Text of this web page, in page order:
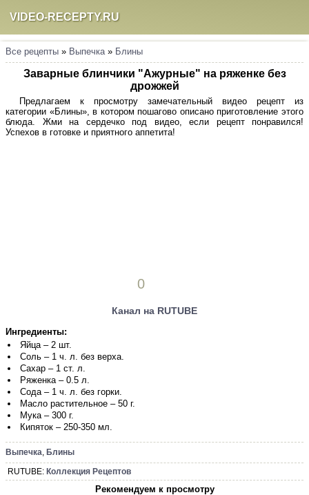
VIDEO-RECEPTY.RU
Все рецепты » Выпечка» Блины
Заварные блинчики "Ажурные" на ряженке без
дрожжей
Предлагаем к просмотру замечательный видео рецепт из
категории «Блины», в котором пошагово описано приготовление этого
блюда. Жми на сердечко под видео, если рецепт понравился!
Успехов в готовке и приятного аппетита!
0
Канал на RUTUBE
Ингредиенты:
Яйца – 2 шт.
Соль – 1 ч. л. без верха.
Сахар – 1 ст. л.
Ряженка – 0.5 л.
Сода – 1 ч. л. без горки.
Масло растительное – 50 г.
Мука – 300 г.
Кипяток – 250-350 мл.
Выпечка, Блины
RUTUBE: Коллекция Рецептов
Рекомендуем к просмотру